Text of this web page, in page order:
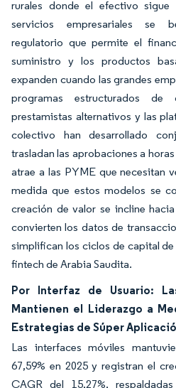
rurales donde el efectivo sigue
servicios empresariales se
regulatorio que permite el
suministro y los productos
expanden cuando las grandes
programas estructurados
prestamistas alternativos y las
colectivo han desarrollado
trasladan las aprobaciones a
atrae a las PYME que necesitan
medida que estos modelos se
creación de valor se incline
convierten los datos de
simplifican los ciclos de capital
fintech de Arabia Saudita.
Por Interfaz de Usuario:
Mantienen el Liderazgo a
Estrategias de Súper
Las interfaces móviles
67,59% en 2025 y registran el
CAGR del 15,27%,